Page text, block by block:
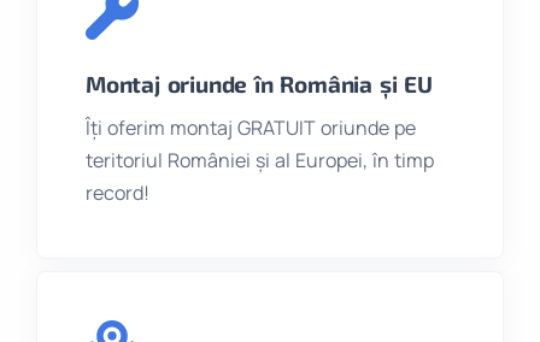
Montaj oriunde în România și EU
Îți oferim montaj GRATUIT oriunde pe
teritoriul României și al Europei, în timp
record!